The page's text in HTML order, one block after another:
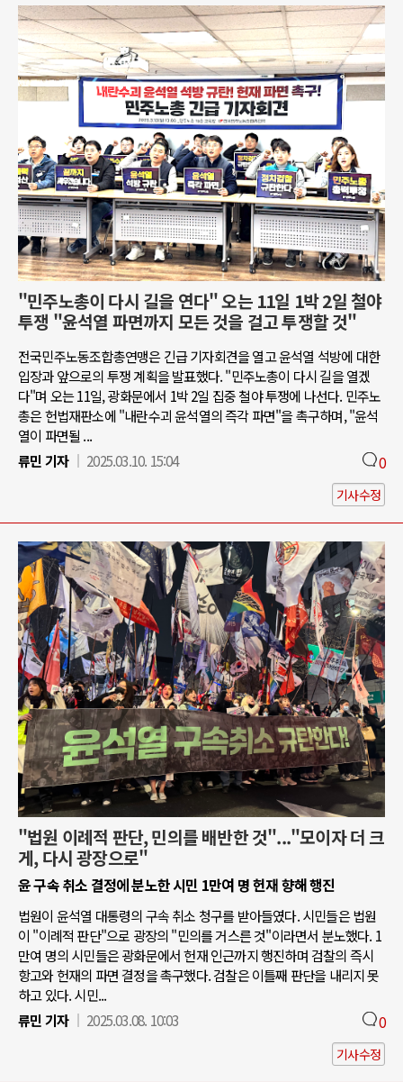
"민주노총이 다시 길을 연다" 오는 11일 1박 2일 철야
투쟁 "윤석열 파면까지 모든 것을 걸고 투쟁할 것"
전국민주노동조합총연맹은 긴급 기자회견을 열고 윤석열 석방에 대한
입장과 앞으로의 투쟁 계획을 발표했다. "민주노총이 다시 길을 열겠
다"며 오는 11일, 광화문에서 1박 2일 집중 철야 투쟁에 나선다. 민주노
총은 헌법재판소에 "내란수괴 윤석열의 즉각 파면"을 촉구하며, "윤석
열이 파면될 ...
류민 기자
2025.03.10. 15:04 0
기사수정
"법원 이례적 판단, 민의를 배반한 것"..."모이자 더 크
게, 다시 광장으로"
윤 구속 취소 결정에 분노한 시민 1만여 명 헌재 향해 행진
법원이 윤석열 대통령의 구속 취소 청구를 받아들였다. 시민들은 법원
이 "이례적 판단"으로 광장의 "민의를 거스른 것"이라면서 분노했다. 1
만여 명의 시민들은 광화문에서 헌재 인근까지 행진하며 검찰의 즉시
항고와 헌재의 파면 결정을 촉구했다. 검찰은 이틀째 판단을 내리지 못
하고 있다. 시민...
류민 기자
2025.03.08. 10:03 0
기사수정